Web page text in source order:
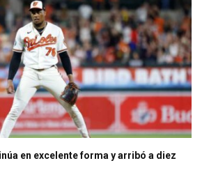
en excelente forma y arribó a diez